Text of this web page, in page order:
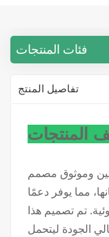
فئات المنتجات
تفاصيل المنتج
المنتجات
وموثوق مصمم
مما يوفر دعمًا
تم تصميم هذا
الجودة ليتحمل